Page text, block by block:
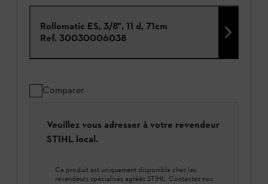
Rollomatic ES, 3/8", 11 d, 71cm
Ref. 30030006038
Comparer
Veuillez vous adresser à votre revendeur
STIHL local.
Ce produit est uniquement disponible chez les
revendeurs spécialisés agréés STIHL. Contactez nos